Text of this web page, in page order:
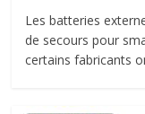
Les batteries
de secours pour
certains fabricants